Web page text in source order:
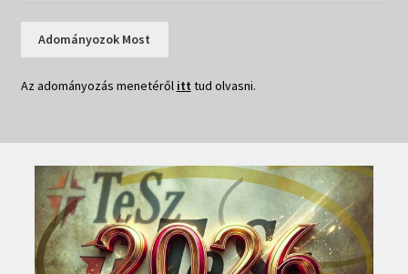
Adományozok Most
Az adományozás menetéről itt tud olvasni.